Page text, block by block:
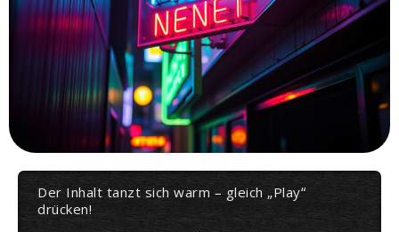
Der Inhalt tanzt sich warm – gleich „Play“
drücken!